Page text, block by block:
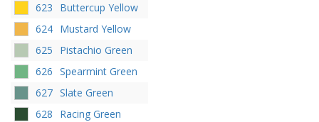
623
Buttercup Yellow
624 Mustard Yellow
625
Pistachio Green
626 Spearmint Green
627 Slate Green
628
Racing Green